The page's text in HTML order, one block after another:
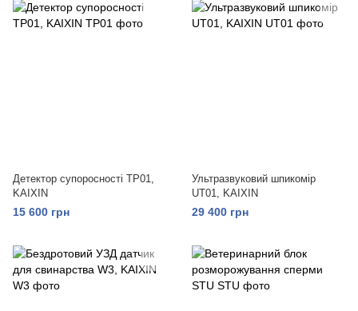
Детектор супоросності ТР01,
KAIXIN
15 600 грн
Ультразвуковий шпикомір
UT01, KAIXIN
29 400 грн